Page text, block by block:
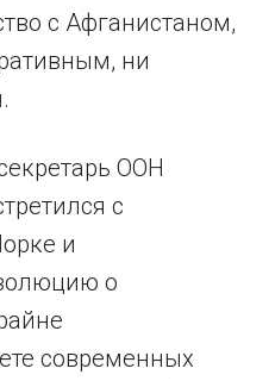
с Афганистаном,
ни
ООН
с
и
о
современных